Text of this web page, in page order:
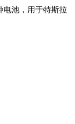
电池，用于特斯拉